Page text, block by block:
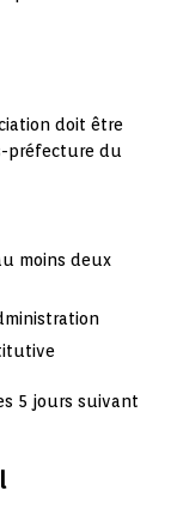
doit être
préfecture du
moins deux
5 jours suivant